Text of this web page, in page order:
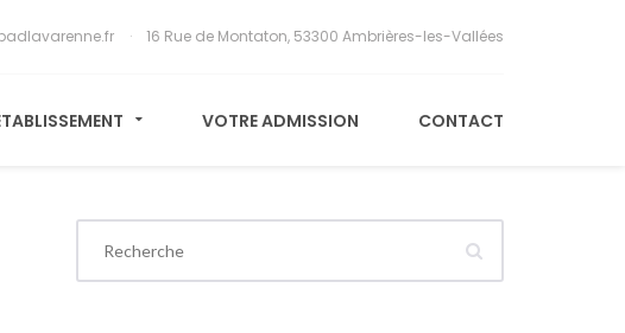
16 Rue de Montaton, 53300 Ambrières-les-Vallées
VOTRE ADMISSION CONTACT